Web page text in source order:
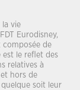
la vie
Eurodisney,
composée de
est le reflet des
relatives à
hors de
soit leur